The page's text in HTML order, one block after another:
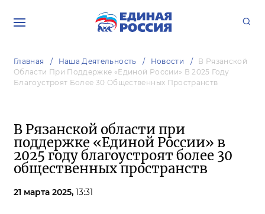
Главная Наша Деятельность Новости
В Рязанской
Области При Поддержке «Единой России» В 2025 Году
Благоустроят Более 30 Общественных Пространств
В Рязанской области при
поддержке «Единой России» в
2025 году благоустроят более 30
общественных пространств
21 марта 2025, 13:31